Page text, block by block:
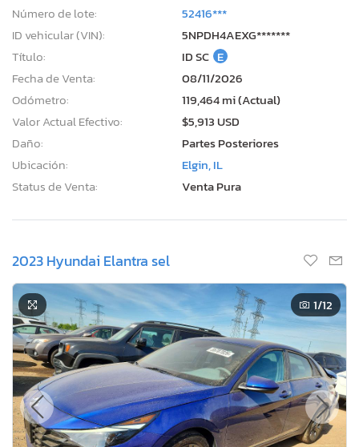
Número de lote:
52416***
ID vehicular (VIN):
5NPDH4AEXG*******
Título:
ID SC E
Fecha de Venta:
08/11/2026
Odómetro:
119,464 mi (Actual)
Valor Actual Efectivo:
$5,913 USD
Daño:
Partes Posteriores
Ubicación:
Elgin, IL
Status de Venta:
Venta Pura
2023 Hyundai Elantra sel
1/12